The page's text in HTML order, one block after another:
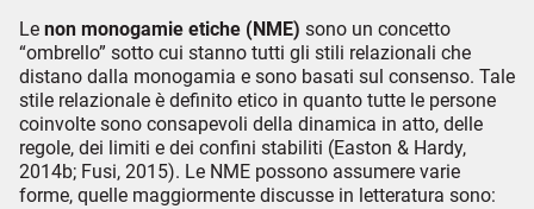
Le non monogamie etiche (NME) sono un concetto
“ombrello” sotto cui stanno tutti gli stili relazionali che
distano dalla monogamia e sono basati sul consenso. Tale
stile relazionale è definito etico in quanto tutte le persone
coinvolte sono consapevoli della dinamica in atto, delle
regole, dei limiti e dei confini stabiliti (Easton & Hardy,
2014b; Fusi, 2015). Le NME possono assumere varie
forme, quelle maggiormente discusse in letteratura sono: